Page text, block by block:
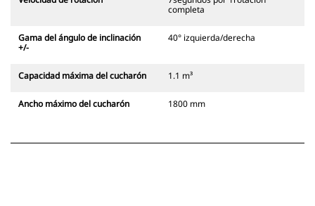
completa
Gama del ángulo de inclinación
+/-
40° izquierda/derecha
Capacidad máxima del cucharón 1.1 m³
Ancho máximo del cucharón 1800 mm